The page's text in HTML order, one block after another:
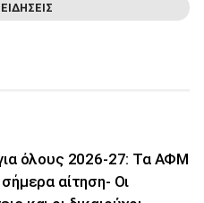
όλους 2026-27: Τα ΑΦΜ
αίτηση- Οι